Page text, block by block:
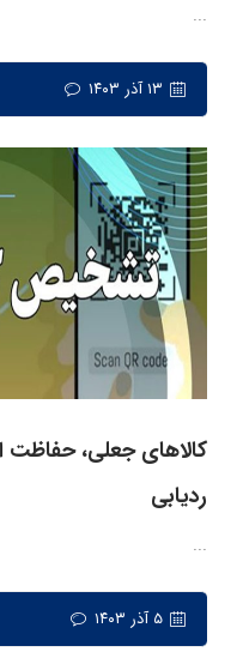
...
کالاهای جعلی، حفاظت
ردیابی
...
۵ آذر ۱۴۰۳